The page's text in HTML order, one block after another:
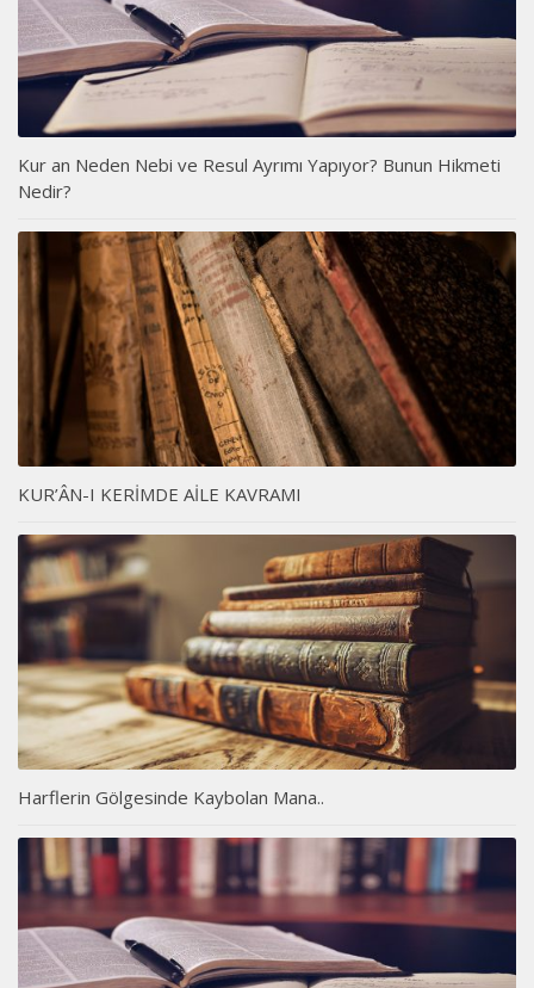
Kur an Neden Nebi ve Resul Ayrımı Yapıyor? Bunun Hikmeti
Nedir?
KUR’ÂN-I KERİMDE AİLE KAVRAMI
Harflerin Gölgesinde Kaybolan Mana..